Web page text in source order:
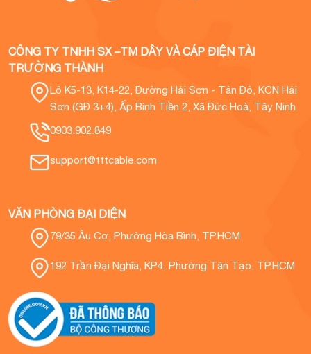
CÔNG TY TNHH SX –TM DÂY VÀ CÁP ĐIỆN TÀI
TRƯỜNG THÀNH
Lô K5-13, K14-22, Đường Hải Sơn - Tân Đô, KCN Hải
Sơn (GĐ 3+4), Ấp Bình Tiền 2, Xã Đức Hoà, Tây Ninh
0903.902.849
support@tttcable.com
VĂN PHÒNG ĐẠI DIỆN
79/35 Âu Cơ, Phường Hòa Bình, TP.HCM
192 Trần Đại Nghĩa, KP4, Phường Tân Tạo, TP.HCM